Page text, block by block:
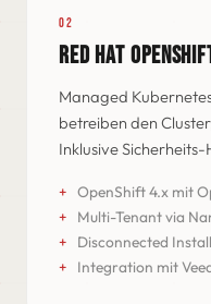
02
RED HAT
Managed
betreiben den
Inklusive
OpenShift 4.x mit
Multi-Tenant via
Disconnected
Integration mit